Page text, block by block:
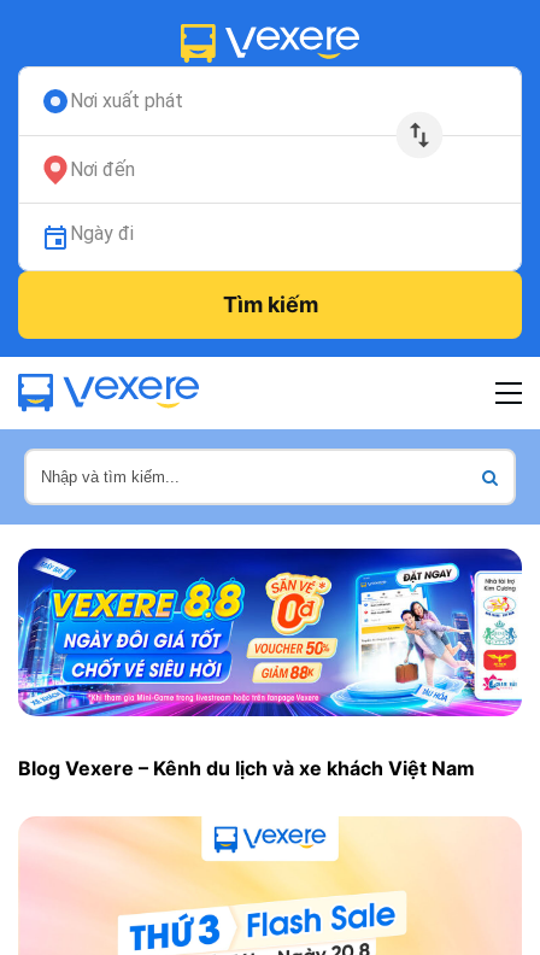
Nơi xuất phát
Nơi đến
Ngày đi
Tìm kiếm
Blog Vexere – Kênh du lịch và xe khách Việt Nam